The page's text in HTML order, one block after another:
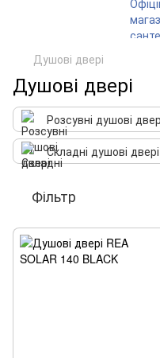
Душові двері
Душові двері
Розсувні душові
Складні душові двері
Фільтр